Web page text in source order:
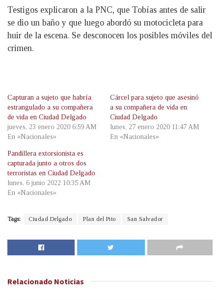
Testigos explicaron a la PNC, que Tobías antes de salir
se dio un baño y que luego abordó su motocicleta para
huir de la escena. Se desconocen los posibles móviles del
crimen.
Capturan a sujeto que habría
estrangulado a su compañera
de vida en Ciudad Delgado
jueves, 23 enero 2020 6:59 AM
En «Nacionales»
Cárcel para sujeto que asesinó
a su compañera de vida en
Ciudad Delgado
lunes, 27 enero 2020 11:47 AM
En «Nacionales»
Pandillera extorsionista es
capturada junto a otros dos
terroristas en Ciudad Delgado
lunes, 6 junio 2022 10:35 AM
En «Nacionales»
Tags: Ciudad Delgado Plan del Pito San Salvador
Relacionado Noticias